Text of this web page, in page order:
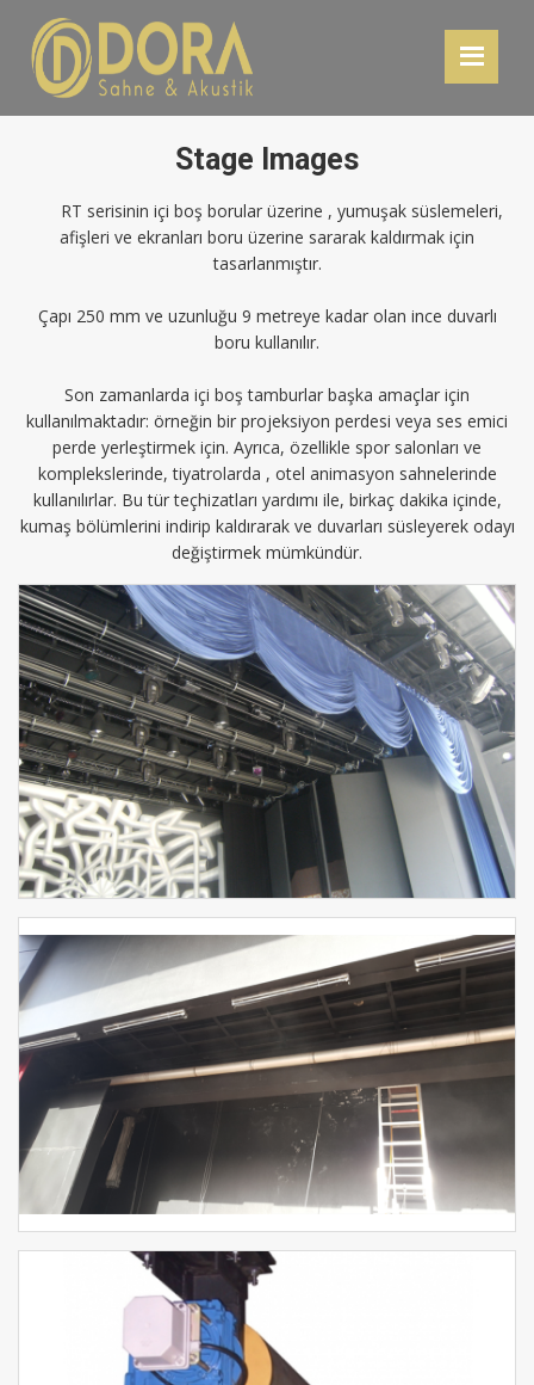
Stage Images
RT serisinin içi boş borular üzerine , yumuşak süslemeleri,
afişleri ve ekranları boru üzerine sararak kaldırmak için
tasarlanmıştır.
Çapı 250 mm ve uzunluğu 9 metreye kadar olan ince duvarlı
boru kullanılır.
Son zamanlarda içi boş tamburlar başka amaçlar için
kullanılmaktadır: örneğin bir projeksiyon perdesi veya ses emici
perde yerleştirmek için. Ayrıca, özellikle spor salonları ve
komplekslerinde, tiyatrolarda , otel animasyon sahnelerinde
kullanılırlar. Bu tür teçhizatları yardımı ile, birkaç dakika içinde,
kumaş bölümlerini indirip kaldırarak ve duvarları süsleyerek odayı
değiştirmek mümkündür.